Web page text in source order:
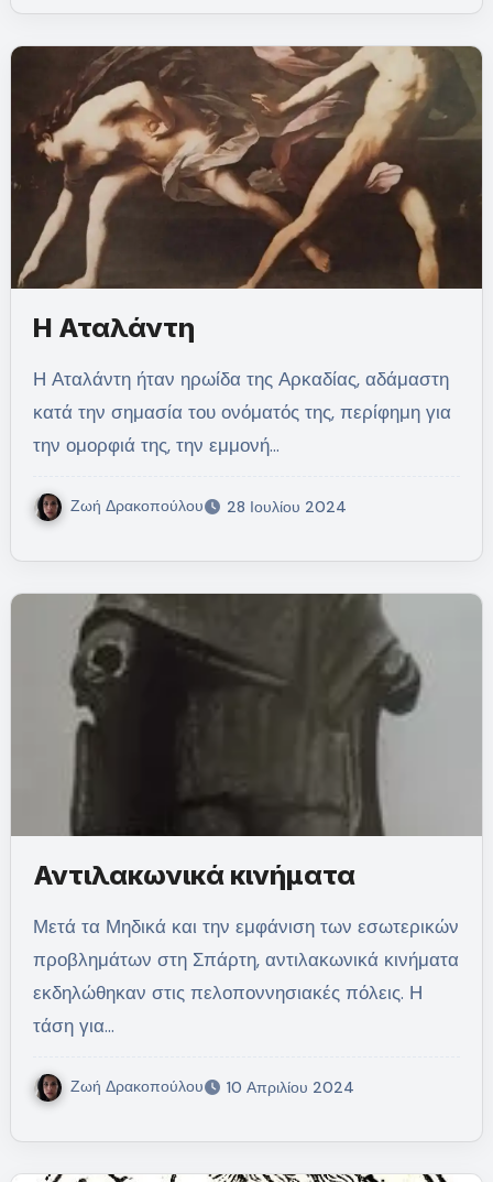
Η Αταλάντη
Η Αταλάντη ήταν ηρωίδα της Αρκαδίας, αδάμαστη
κατά την σημασία του ονόματός της, περίφημη για
την ομορφιά της, την εμμονή…
Ζωή Δρακοπούλου 28 Ιουλίου 2024
Αντιλακωνικά κινήματα
Μετά τα Μηδικά και την εμφάνιση των εσωτερικών
προβλημάτων στη Σπάρτη, αντιλακωνικά κινήματα
εκδηλώθηκαν στις πελοποννησιακές πόλεις. Η
τάση για…
Ζωή Δρακοπούλου 10 Απριλίου 2024